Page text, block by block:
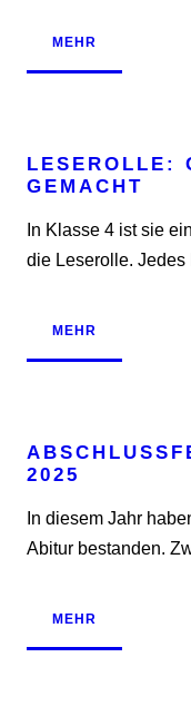
MEHR
LESEROLLE:
GEMACHT
In Klasse 4 ist sie
die Leserolle. Jedes
MEHR
2025
In diesem Jahr
Abitur bestanden.
MEHR